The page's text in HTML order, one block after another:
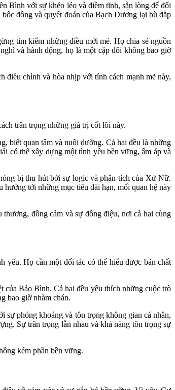
Bình với sự khéo léo và điềm tĩnh, sẵn lòng để đối
đồng và quyết đoán của Bạch Dương lại bù đắp
tìm kiếm những điều mới mẻ. Họ chia sẻ nguồn
và hành động, họ là một cặp đôi không bao giờ
chỉnh và hòa nhịp với tính cách mạnh mẽ này,
trân trọng những giá trị cốt lõi này.
biết quan tâm và nuôi dưỡng. Cả hai đều là những
có thể xây dựng một tình yêu bền vững, ấm áp và
bị thu hút bởi sự logic và phân tích của Xử Nữ.
hướng tới những mục tiêu dài hạn, mối quan hệ này
đồng cảm và sự đồng điệu, nơi cả hai cùng
yêu. Họ cần một đối tác có thể hiểu được bản chất
của Bảo Bình. Cả hai đều yêu thích những cuộc trò
bao giờ nhàm chán.
phóng khoáng và tôn trọng không gian cá nhân,
Sự trân trọng lẫn nhau và khả năng tôn trọng sự
kém phần bền vững.